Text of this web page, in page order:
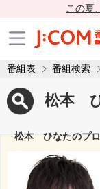
この夏
番組表 番組検索
松本
松本 ひなたのプ